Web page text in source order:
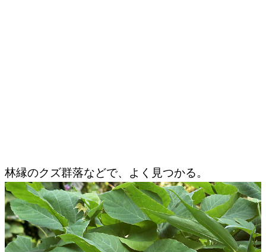
林縁のクズ群落などで、よく見つかる。